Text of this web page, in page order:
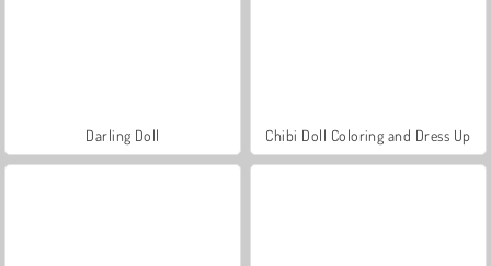
Darling Doll Chibi Doll Coloring and Dress Up